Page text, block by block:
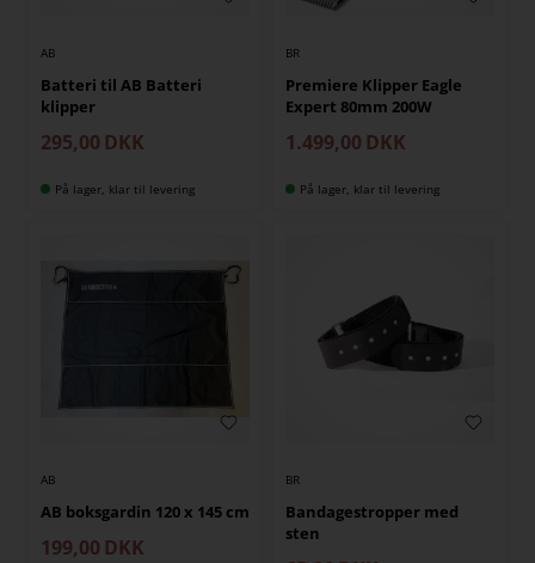
AB
Batteri til AB Batteri
klipper
295,00 DKK
På lager, klar til levering
BR
Premiere Klipper Eagle
Expert 80mm 200W
1.499,00 DKK
På lager, klar til levering
AB
AB boksgardin 120 x 145 cm
199,00 DKK
BR
Bandagestropper med
sten